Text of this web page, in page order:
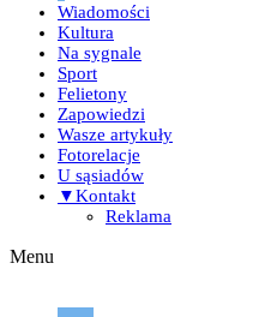
Wiadomości
Kultura
Na sygnale
Sport
Felietony
Zapowiedzi
Wasze artykuły
Fotorelacje
U sąsiadów
▼Kontakt
Reklama
Menu